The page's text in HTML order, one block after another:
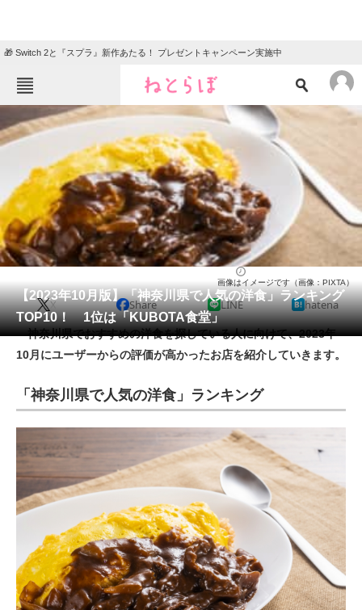
🎁 Switch 2と『スプラ』新作あたる！ プレゼントキャンペーン実施中
ねとらぼメニュー
TOP ニュース
エンタメ クイズ
グルメ 地域
住まい 教育・育児
動物 リサーチ
会員記事
メディア
注目記事を集めた総合ページ
ITの今と未来を見通す
スマホと通信の最新トレンド
進化するPCとデバイスの未来
好きが集まる 比べて選べる
ビジネスと働き方のヒント
AI活用のいまが分かる
企業ITのトレンドを詳説
【2023年10月版】「神奈川県で人気の洋食」ランキング
TOP10！ 1位は「KUBOTA食堂」
画像はイメージです（画像：PIXTA）
X Share LINE hatena
神奈川県でおすすめの洋食を探している人に向けて、2023年
10月にユーザーからの評価が高かったお店を紹介していきます。
「神奈川県で人気の洋食」ランキング